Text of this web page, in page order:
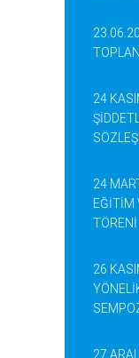
24
24
EĞİTİM
TÖRENİ
26
27